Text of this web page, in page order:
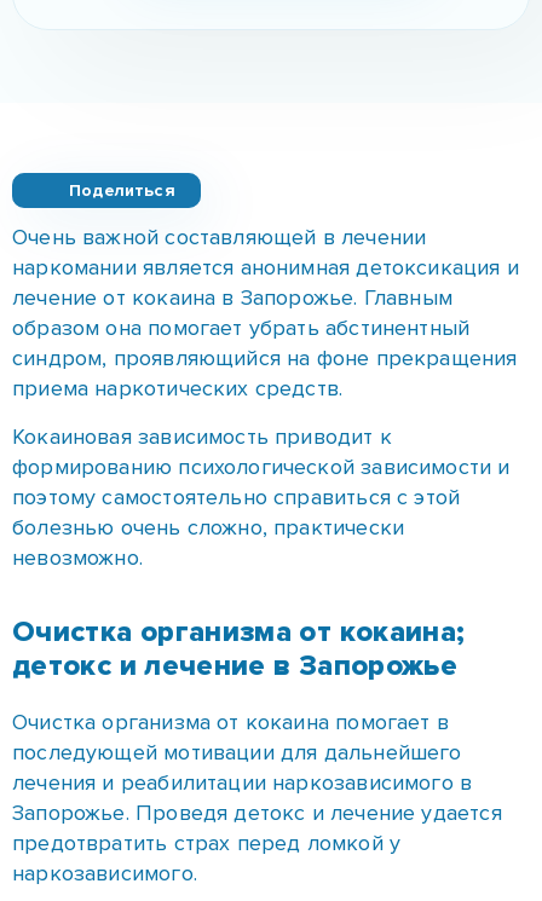
синдром, проявляющийся на фоне прекращения
приема наркотических средств.
Кокаиновая зависимость приводит к
формированию психологической зависимости и
поэтому самостоятельно справиться с этой
болезнью очень сложно, практически
невозможно.
Очистка организма от кокаина;
детокс и лечение в Запорожье
Очистка организма от кокаина помогает в
Запорожье. Проведя детокс и лечение удается
предотвратить страх перед ломкой у
Во время очистки организма от кокаина в
Запорожье применяют медикаменты и
аппаратные процедуры. Применение их
помогает при: